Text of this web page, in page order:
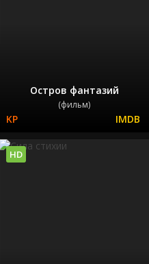
Остров фантазий
(фильм)
HD